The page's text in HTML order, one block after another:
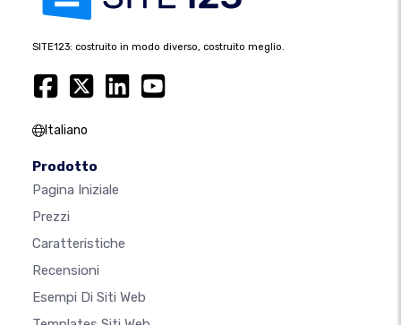
SITE123: costruito in modo diverso, costruito meglio.
Italiano
Prodotto
Pagina Iniziale
Prezzi
Caratteristiche
Recensioni
Esempi Di Siti Web